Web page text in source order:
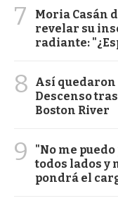
7
Moria Casán
revelar su
radiante:
8
Así quedaron
Descenso
Boston River
9
"No me
todos lados y
pondrá el